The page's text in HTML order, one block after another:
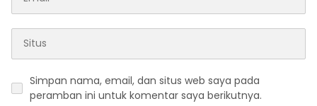
Simpan nama, email, dan situs web saya pada
peramban ini untuk komentar saya berikutnya.